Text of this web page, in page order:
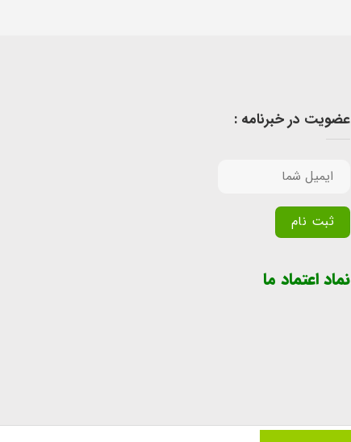
عضویت در خبرنامه :
نماد اعتماد ما